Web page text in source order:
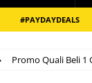
#PAYDAYDEALS
Promo Quali Beli 1